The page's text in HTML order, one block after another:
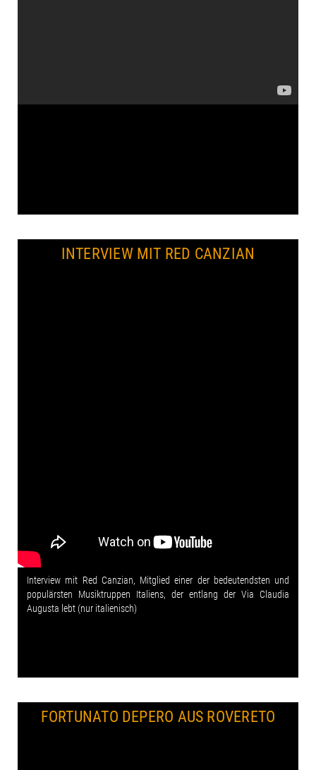
INTERVIEW MIT RED CANZIAN
Interview mit Red Canzian, Mitglied einer der bedeutendsten und
populärsten Musiktruppen Italiens, der entlang der Via Claudia
Augusta lebt (nur italienisch)
FORTUNATO DEPERO AUS ROVERETO